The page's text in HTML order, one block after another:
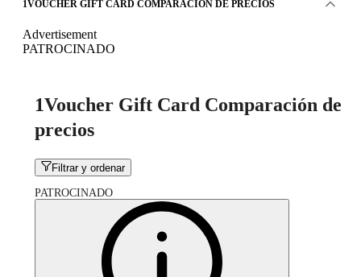
1VOUCHER GIFT CARD COMPARACIÓN DE PRECIOS
Advertisement
PATROCINADO
1Voucher Gift Card Comparación de
precios
Filtrar y ordenar
PATROCINADO